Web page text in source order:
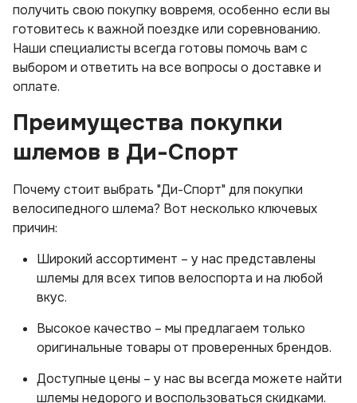
получить свою покупку вовремя, особенно если вы
готовитесь к важной поездке или соревнованию.
Наши специалисты всегда готовы помочь вам с
выбором и ответить на все вопросы о доставке и
оплате.
Преимущества покупки
шлемов в Ди-Спорт
Почему стоит выбрать "Ди-Спорт" для покупки
велосипедного шлема? Вот несколько ключевых
причин:
Широкий ассортимент – у нас представлены
шлемы для всех типов велоспорта и на любой
вкус.
Высокое качество – мы предлагаем только
оригинальные товары от проверенных брендов.
Доступные цены – у нас вы всегда можете найти
шлемы недорого и воспользоваться скидками.